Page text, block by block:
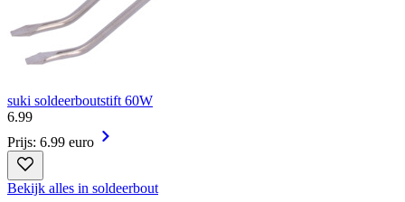
suki soldeerboutstift 60W
6.99
Prijs: 6.99 euro
Bekijk alles in soldeerbout